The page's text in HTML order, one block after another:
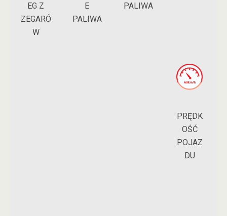
EG Z
ZEGARÓ
W
E
PALIWA
PALIWA
PRĘDK
OŚĆ
POJAZ
DU